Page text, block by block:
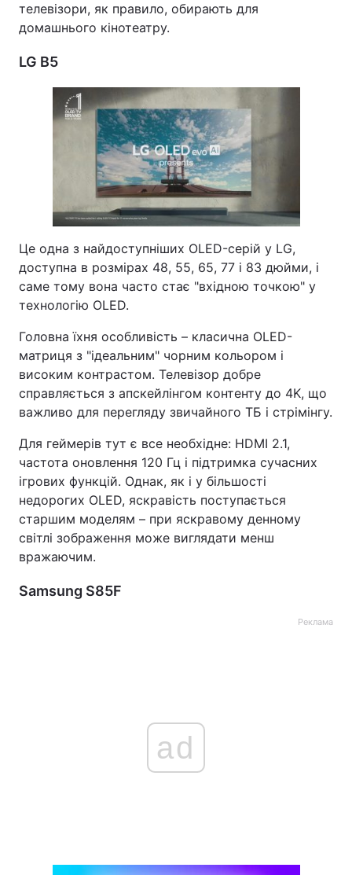
телевізори, як правило, обирають для
домашнього кінотеатру.
LG B5
Це одна з найдоступніших OLED-серій у LG,
доступна в розмірах 48, 55, 65, 77 і 83 дюйми, і
саме тому вона часто стає "вхідною точкою" у
технологію OLED.
Головна їхня особливість – класична OLED-
матриця з "ідеальним" чорним кольором і
високим контрастом. Телевізор добре
справляється з апскейлінгом контенту до 4K, що
важливо для перегляду звичайного ТБ і стрімінгу.
Для геймерів тут є все необхідне: HDMI 2.1,
частота оновлення 120 Гц і підтримка сучасних
ігрових функцій. Однак, як і у більшості
недорогих OLED, яскравість поступається
старшим моделям – при яскравому денному
світлі зображення може виглядати менш
вражаючим.
Samsung S85F
Реклама
ad